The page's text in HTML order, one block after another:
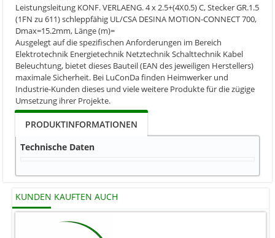
Leistungsleitung KONF. VERLAENG. 4 x 2.5+(4X0.5) C, Stecker GR.1.5
(1FN zu 611) schleppfähig UL/CSA DESINA MOTION-CONNECT 700,
Dmax=15.2mm, Länge (m)=
Ausgelegt auf die spezifischen Anforderungen im Bereich
Elektrotechnik Energietechnik Netztechnik Schalttechnik Kabel
Beleuchtung, bietet dieses Bauteil (EAN des jeweiligen Herstellers)
maximale Sicherheit. Bei LuConDa finden Heimwerker und
Industrie-Kunden dieses und viele weitere Produkte für die zügige
Umsetzung ihrer Projekte.
PRODUKTINFORMATIONEN
Technische Daten
KUNDEN KAUFTEN AUCH